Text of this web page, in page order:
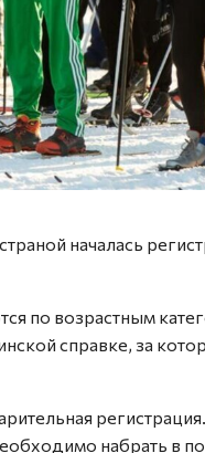
началась
по возрастным
справке, за
набрать в